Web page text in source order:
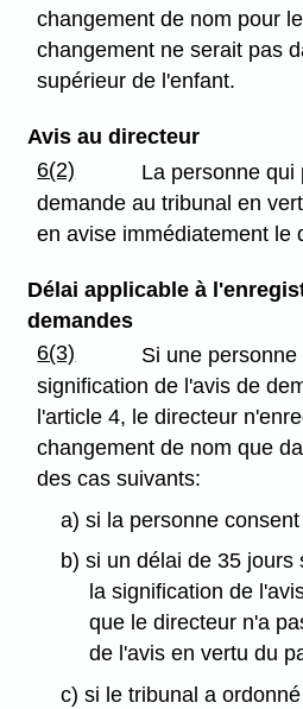
changement de nom pour
changement ne serait pas
supérieur de l'enfant.
Avis au directeur
6(2)
La personne qui
demande au tribunal en
en avise immédiatement le
Délai applicable à
demandes
6(3)
Si une
signification de l'avis de
l'article 4, le directeur
changement de nom que
des cas suivants:
a) si la personne
b) si un délai de 35 jours
la signification de
que le directeur n'a
de l'avis en vertu du
c) si le tribunal a